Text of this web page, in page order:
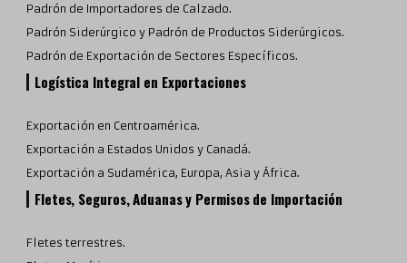
Padrón de Importadores de Calzado.
Padrón Siderúrgico y Padrón de Productos Siderúrgicos.
Padrón de Exportación de Sectores Específicos.
Logística Integral en Exportaciones
Exportación en Centroamérica.
Exportación a Estados Unidos y Canadá.
Exportación a Sudamérica, Europa, Asia y África.
Fletes, Seguros, Aduanas y Permisos de Importación
Fletes terrestres.